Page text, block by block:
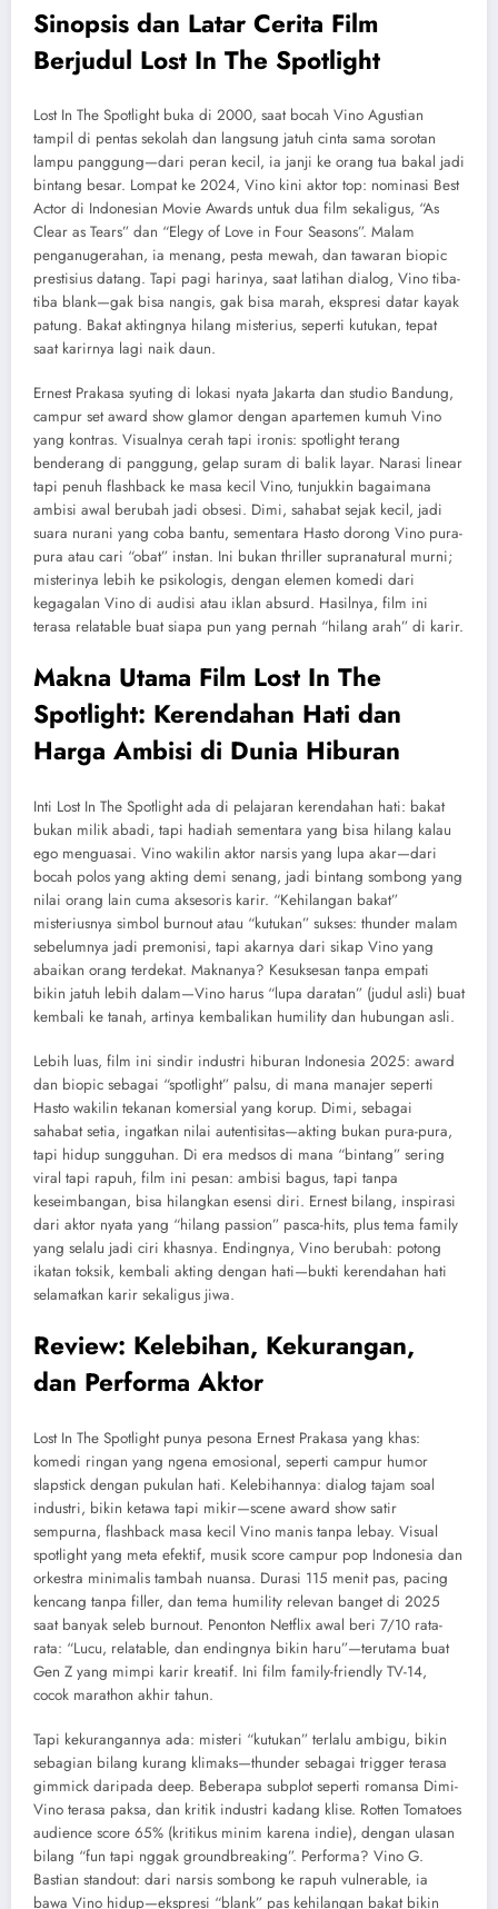
Sinopsis dan Latar Cerita Film
Berjudul Lost In The Spotlight
Lost In The Spotlight buka di 2000, saat bocah Vino Agustian
tampil di pentas sekolah dan langsung jatuh cinta sama sorotan
lampu panggung—dari peran kecil, ia janji ke orang tua bakal jadi
bintang besar. Lompat ke 2024, Vino kini aktor top: nominasi Best
Actor di Indonesian Movie Awards untuk dua film sekaligus, “As
Clear as Tears” dan “Elegy of Love in Four Seasons”. Malam
penganugerahan, ia menang, pesta mewah, dan tawaran biopic
prestisius datang. Tapi pagi harinya, saat latihan dialog, Vino tiba-
tiba blank—gak bisa nangis, gak bisa marah, ekspresi datar kayak
patung. Bakat aktingnya hilang misterius, seperti kutukan, tepat
saat karirnya lagi naik daun.
Ernest Prakasa syuting di lokasi nyata Jakarta dan studio Bandung,
campur set award show glamor dengan apartemen kumuh Vino
yang kontras. Visualnya cerah tapi ironis: spotlight terang
benderang di panggung, gelap suram di balik layar. Narasi linear
tapi penuh flashback ke masa kecil Vino, tunjukkin bagaimana
ambisi awal berubah jadi obsesi. Dimi, sahabat sejak kecil, jadi
suara nurani yang coba bantu, sementara Hasto dorong Vino pura-
pura atau cari “obat” instan. Ini bukan thriller supranatural murni;
misterinya lebih ke psikologis, dengan elemen komedi dari
kegagalan Vino di audisi atau iklan absurd. Hasilnya, film ini
terasa relatable buat siapa pun yang pernah “hilang arah” di karir.
Makna Utama Film Lost In The
Spotlight: Kerendahan Hati dan
Harga Ambisi di Dunia Hiburan
Inti Lost In The Spotlight ada di pelajaran kerendahan hati: bakat
bukan milik abadi, tapi hadiah sementara yang bisa hilang kalau
ego menguasai. Vino wakilin aktor narsis yang lupa akar—dari
bocah polos yang akting demi senang, jadi bintang sombong yang
nilai orang lain cuma aksesoris karir. “Kehilangan bakat”
misteriusnya simbol burnout atau “kutukan” sukses: thunder malam
sebelumnya jadi premonisi, tapi akarnya dari sikap Vino yang
abaikan orang terdekat. Maknanya? Kesuksesan tanpa empati
bikin jatuh lebih dalam—Vino harus “lupa daratan” (judul asli) buat
kembali ke tanah, artinya kembalikan humility dan hubungan asli.
Lebih luas, film ini sindir industri hiburan Indonesia 2025: award
dan biopic sebagai “spotlight” palsu, di mana manajer seperti
Hasto wakilin tekanan komersial yang korup. Dimi, sebagai
sahabat setia, ingatkan nilai autentisitas—akting bukan pura-pura,
tapi hidup sungguhan. Di era medsos di mana “bintang” sering
viral tapi rapuh, film ini pesan: ambisi bagus, tapi tanpa
keseimbangan, bisa hilangkan esensi diri. Ernest bilang, inspirasi
dari aktor nyata yang “hilang passion” pasca-hits, plus tema family
yang selalu jadi ciri khasnya. Endingnya, Vino berubah: potong
ikatan toksik, kembali akting dengan hati—bukti kerendahan hati
selamatkan karir sekaligus jiwa.
Review: Kelebihan, Kekurangan,
dan Performa Aktor
Lost In The Spotlight punya pesona Ernest Prakasa yang khas:
komedi ringan yang ngena emosional, seperti campur humor
slapstick dengan pukulan hati. Kelebihannya: dialog tajam soal
industri, bikin ketawa tapi mikir—scene award show satir
sempurna, flashback masa kecil Vino manis tanpa lebay. Visual
spotlight yang meta efektif, musik score campur pop Indonesia dan
orkestra minimalis tambah nuansa. Durasi 115 menit pas, pacing
kencang tanpa filler, dan tema humility relevan banget di 2025
saat banyak seleb burnout. Penonton Netflix awal beri 7/10 rata-
rata: “Lucu, relatable, dan endingnya bikin haru”—terutama buat
Gen Z yang mimpi karir kreatif. Ini film family-friendly TV-14,
cocok marathon akhir tahun.
Tapi kekurangannya ada: misteri “kutukan” terlalu ambigu, bikin
sebagian bilang kurang klimaks—thunder sebagai trigger terasa
gimmick daripada deep. Beberapa subplot seperti romansa Dimi-
Vino terasa paksa, dan kritik industri kadang klise. Rotten Tomatoes
audience score 65% (kritikus minim karena indie), dengan ulasan
bilang “fun tapi nggak groundbreaking”. Performa? Vino G.
Bastian standout: dari narsis sombong ke rapuh vulnerable, ia
bawa Vino hidup—ekspresi “blank” pas kehilangan bakat bikin